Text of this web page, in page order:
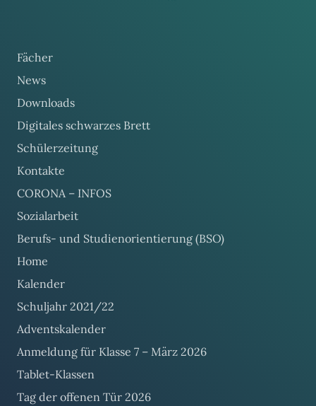
Fächer
News
Downloads
Digitales schwarzes Brett
Schülerzeitung
Kontakte
CORONA – INFOS
Sozialarbeit
Berufs- und Studienorientierung (BSO)
Home
Kalender
Schuljahr 2021/22
Adventskalender
Anmeldung für Klasse 7 – März 2026
Tablet-Klassen
Tag der offenen Tür 2026